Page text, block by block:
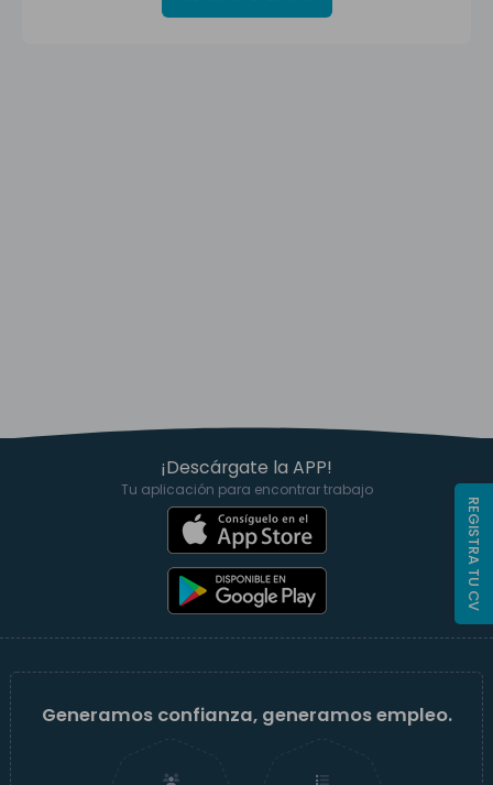
¡Descárgate la APP!
Tu aplicación para encontrar trabajo
Generamos confianza, generamos empleo.
REGISTRA TU CV